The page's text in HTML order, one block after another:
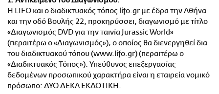
LIFO SHOP
ΑΠΟΨΕΙΣ
ΤΡΟΠΟΣ ΖΩΗΣ
PODCASTS
Plus
Η LIFO και ο διαδικτυακός τόπος lifo.gr με έδρα την Αθήνα
και την οδό Βουλής 22, προκηρύσσει, διαγωνισμό με τίτλο
«Διαγωνισμός DVD για την ταινία Jurassic World»
(περαιτέρω ο «Διαγωνισμός»), ο οποίος θα διενεργηθεί δια
του διαδικτυακού τόπου (www.lifo.gr) (περαιτέρω ο
«Διαδικτυακός Τόπος»). Υπεύθυνος επεξεργασίας
δεδομένων προσωπικού χαρακτήρα είναι η εταιρεία νομικό
πρόσωπο: ΔΥΟ ΔΕΚΑ ΕΚΔΟΤΙΚΗ.